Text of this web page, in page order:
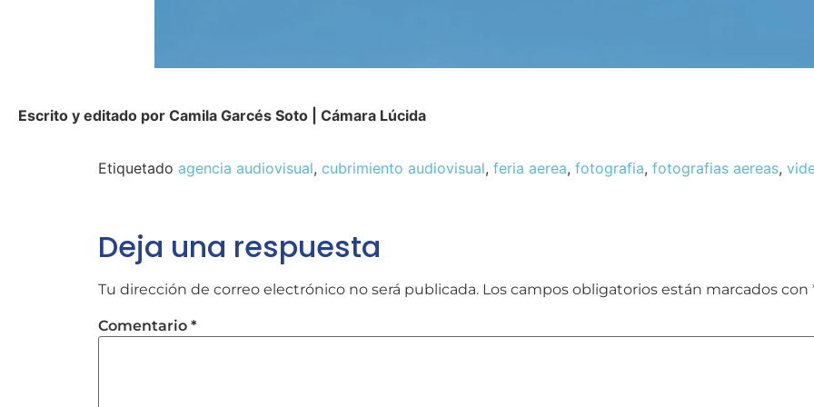
Escrito y editado por Camila Garcés Soto | Cámara Lúcida
Etiquetado agencia audiovisual, cubrimiento audiovisual, feria aerea, fotografia, fotografias aereas,
Deja una respuesta
Tu dirección de correo electrónico no será publicada. Los campos obligatorios están marcados con
Comentario *